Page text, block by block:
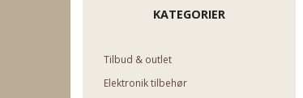
KATEGORIER
Tilbud & outlet
Elektronik tilbehør